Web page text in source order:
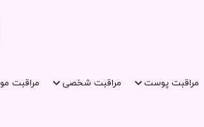
مراقبت پوست مراقبت شخصی
مراقبت مو